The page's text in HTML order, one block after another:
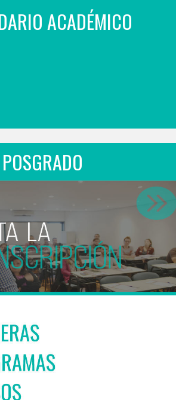
ACADÉMICO
POSGRADO